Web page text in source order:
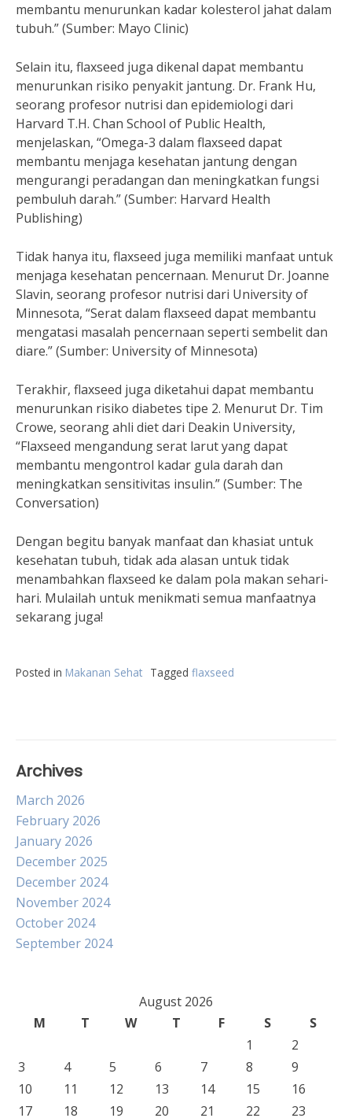
membantu menurunkan kadar kolesterol jahat dalam
tubuh.” (Sumber: Mayo Clinic)
Selain itu, flaxseed juga dikenal dapat membantu
menurunkan risiko penyakit jantung. Dr. Frank Hu,
seorang profesor nutrisi dan epidemiologi dari
Harvard T.H. Chan School of Public Health,
menjelaskan, “Omega-3 dalam flaxseed dapat
membantu menjaga kesehatan jantung dengan
mengurangi peradangan dan meningkatkan fungsi
pembuluh darah.” (Sumber: Harvard Health
Publishing)
Tidak hanya itu, flaxseed juga memiliki manfaat untuk
menjaga kesehatan pencernaan. Menurut Dr. Joanne
Slavin, seorang profesor nutrisi dari University of
Minnesota, “Serat dalam flaxseed dapat membantu
mengatasi masalah pencernaan seperti sembelit dan
diare.” (Sumber: University of Minnesota)
Terakhir, flaxseed juga diketahui dapat membantu
menurunkan risiko diabetes tipe 2. Menurut Dr. Tim
Crowe, seorang ahli diet dari Deakin University,
“Flaxseed mengandung serat larut yang dapat
membantu mengontrol kadar gula darah dan
meningkatkan sensitivitas insulin.” (Sumber: The
Conversation)
Dengan begitu banyak manfaat dan khasiat untuk
kesehatan tubuh, tidak ada alasan untuk tidak
menambahkan flaxseed ke dalam pola makan sehari-
hari. Mulailah untuk menikmati semua manfaatnya
sekarang juga!
Posted in Makanan Sehat Tagged flaxseed
Archives
March 2026
February 2026
January 2026
December 2025
December 2024
November 2024
October 2024
September 2024
August 2026
M
T W T F S
S
1
2
3
4 5 6 7 8
9
10
11 12 13 14 15
16
17
18 19 20 21 22 23